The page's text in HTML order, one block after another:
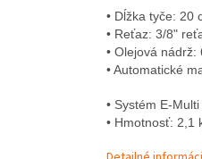
• Dĺžka tyče: 20
• Reťaz: 3/8"
• Olejová nádrž:
•Automatické
• Systém E-
• Hmotnosť: 2,1